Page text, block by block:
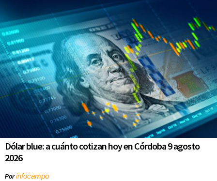
Dólar blue: a cuánto cotizan hoy en Córdoba 9 agosto
2026
Porinfocampo